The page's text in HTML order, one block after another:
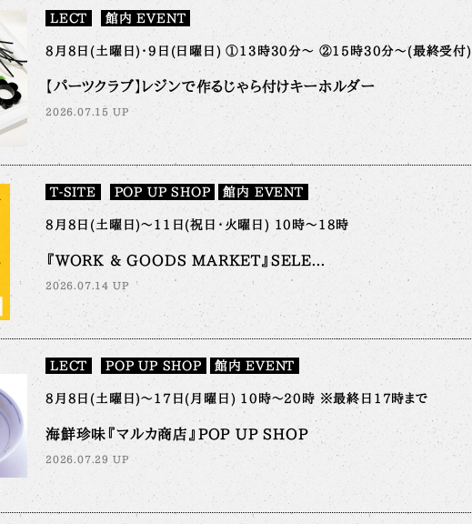
LECT 館内 EVENT
8月8日(土曜日)・9日(日曜日) ①13時30分～ ②15時30分～(最終受付)
【パーツクラブ】レジンで作るじゃら付けキーホルダー
2026.07.15 UP
T-SITE POP UP SHOP 館内 EVENT
8月8日(土曜日)～11日(祝日・火曜日) 10時～18時
『WORK & GOODS MARKET』SELE...
2026.07.14 UP
LECT POP UP SHOP 館内 EVENT
8月8日(土曜日)～17日(月曜日) 10時～20時 ※最終日17時まで
海鮮珍味『マルカ商店』POP UP SHOP
2026.07.29 UP